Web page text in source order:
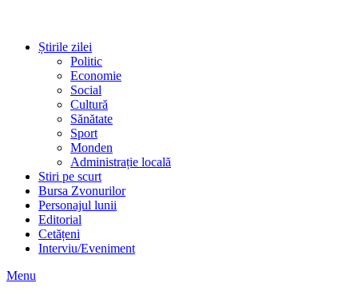
Știrile zilei
Politic
Economie
Social
Cultură
Sănătate
Sport
Monden
Administrație locală
Stiri pe scurt
Bursa Zvonurilor
Personajul lunii
Editorial
Cetățeni
Interviu/Eveniment
Menu